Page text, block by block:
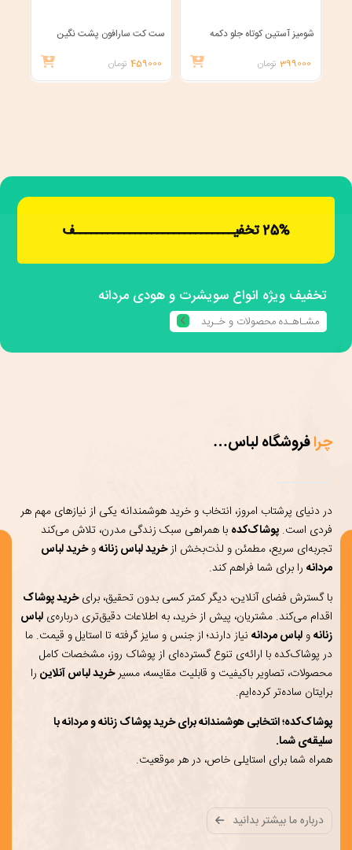
شومیز آستین کوتاه جلو دکمه
399000 تومان
ست کت سارافون پشت نگین
459000 تومان
تخفیف ویژه انواع سویشرت و هودی مردانه
مشـاهـده محصولات و خـرید
25% تخفیـــــــــــــــــــــــــــــف
چرافروشگاه لباس…
در دنیای پرشتاب امروز، انتخاب و خرید هوشمندانه یکی از نیازهای مهم هر
فردی است. پوشاک‌کده با همراهی سبک زندگی مدرن، تلاش می‌کند
تجربه‌ای سریع، مطمئن و لذت‌بخش ازخرید لباس زنانهوخرید لباس
مردانه را برای شما فراهم کند.
با گسترش فضای آنلاین، دیگر کمتر کسی بدون تحقیق، برایخرید پوشاک
اقدام می‌کند. مشتریان، پیش از خرید، به اطلاعات دقیق‌تری درباره‌ی لباس
زنانهولباس مردانه نیاز دارند؛ از جنس و سایز گرفته تا استایل و قیمت. ما
در پوشاک‌کده با ارائه‌ی تنوع گسترده‌ای از پوشاک روز، مشخصات کامل
محصولات، تصاویر باکیفیت و قابلیت مقایسه، مسیرخرید لباس آنلاین را
برایتان ساده‌تر کرده‌ایم.
پوشاک‌کده؛ انتخابی هوشمندانه برای خرید پوشاک زنانه و مردانه با
سلیقه‌ی شما.
همراه شما برای استایلی خاص، در هر موقعیت.
درباره ما بیشتر بدانید